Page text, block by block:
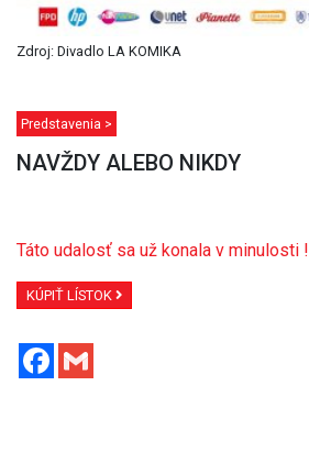
Zdroj: Divadlo LA KOMIKA
Predstavenia >
NAVŽDY ALEBO NIKDY
Táto udalosť sa už konala v minulosti !
KÚPIŤ LÍSTOK
Facebook